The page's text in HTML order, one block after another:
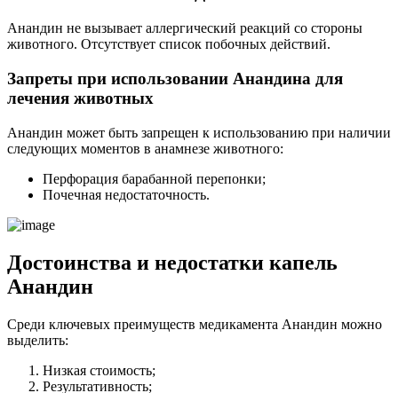
Анандин не вызывает аллергический реакций со стороны
животного. Отсутствует список побочных действий.
Запреты при использовании Анандина для
лечения животных
Анандин может быть запрещен к использованию при наличии
следующих моментов в анамнезе животного:
Перфорация барабанной перепонки;
Почечная недостаточность.
Достоинства и недостатки капель
Анандин
Среди ключевых преимуществ медикамента Анандин можно
выделить:
Низкая стоимость;
Результативность;